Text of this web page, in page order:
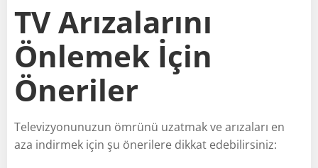
TV Arızalarını
Önlemek İçin
Öneriler
Televizyonunuzun ömrünü uzatmak ve arızaları en
aza indirmek için şu önerilere dikkat edebilirsiniz: